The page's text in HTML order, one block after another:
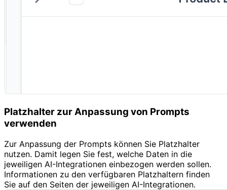
Platzhalter zur Anpassung von Prompts
verwenden
Zur Anpassung der Prompts können Sie Platzhalter
nutzen. Damit legen Sie fest, welche Daten in die
jeweiligen AI-Integrationen einbezogen werden sollen.
Informationen zu den verfügbaren Platzhaltern finden
Sie auf den Seiten der jeweiligen AI-Integrationen.